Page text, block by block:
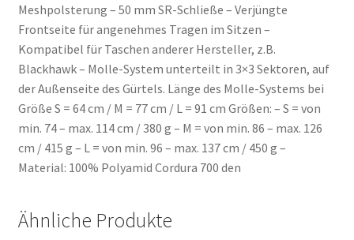
Meshpolsterung – 50 mm SR-Schließe – Verjüngte
Frontseite für angenehmes Tragen im Sitzen –
Kompatibel für Taschen anderer Hersteller, z.B.
Blackhawk – Molle-System unterteilt in 3×3 Sektoren, auf
der Außenseite des Gürtels. Länge des Molle-Systems bei
Größe S = 64 cm / M = 77 cm / L = 91 cm Größen: – S = von
min. 74 – max. 114 cm / 380 g – M = von min. 86 – max. 126
cm / 415 g – L = von min. 96 – max. 137 cm / 450 g –
Material: 100% Polyamid Cordura 700 den
Ähnliche Produkte